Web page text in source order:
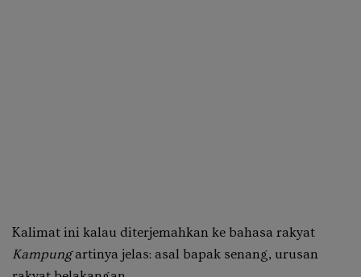
Kalimat ini kalau diterjemahkan ke bahasa rakyat
Kampungartinya jelas: asal bapak senang, urusan